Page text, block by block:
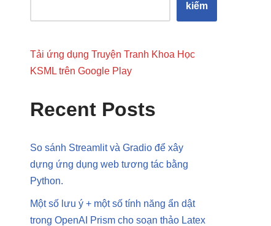
kiếm
Tải ứng dụng Truyện Tranh Khoa Học
KSML trên Google Play
Recent Posts
So sánh Streamlit và Gradio để xây
dựng ứng dụng web tương tác bằng
Python.
Một số lưu ý + một số tính năng ẩn dật
trong OpenAI Prism cho soạn thảo Latex